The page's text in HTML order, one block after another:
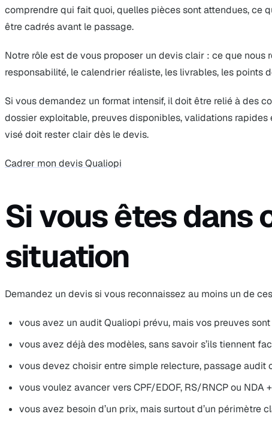
comprendre qui fait quoi, quelles pièces sont attendues, ce
être cadrés avant le passage.
Notre rôle est de vous proposer un devis clair : ce que nous
responsabilité, le calendrier réaliste, les livrables, les points
Si vous demandez un format intensif, il doit être relié à des
dossier exploitable, preuves disponibles, validations
visé doit rester clair dès le devis.
Cadrer mon devis Qualiopi
Si vous êtes dans
situation
Demandez un devis si vous reconnaissez au moins un de
vous avez un audit Qualiopi prévu, mais vos preuves
vous avez déjà des modèles, sans savoir s’ils tiennent
vous devez choisir entre simple relecture, passage audit
vous voulez avancer vers CPF/EDOF, RS/RNCP ou NDA
vous avez besoin d’un prix, mais surtout d’un périmètre